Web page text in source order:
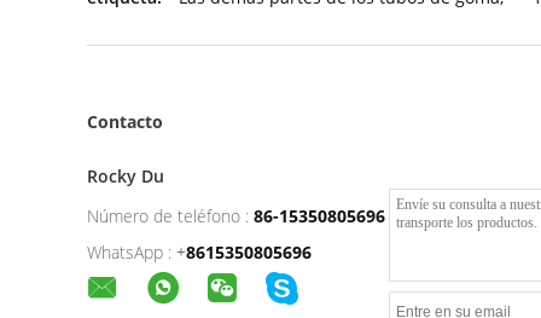
Contacto
Rocky Du
Número de teléfono : 86-15350805696
WhatsApp : +8615350805696